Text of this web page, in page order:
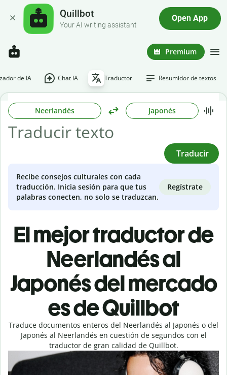
Quillbot
Your AI writing assistant
Open App
Premium
de IA Chat IA Traductor Resumidor de textos
Neerlandés Japonés
Traducir
Recibe consejos culturales con cada
traducción. Inicia sesión para que tus
palabras conecten, no solo se traduzcan.
Regístrate
El mejor traductor de
Neerlandés al
Japonés del mercado
es de Quillbot
Traduce documentos enteros del Neerlandés al Japonés o del
Japonés al Neerlandés en cuestión de segundos con el
traductor de gran calidad de Quillbot.